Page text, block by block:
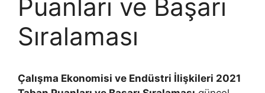
Puanları ve Başarı
Sıralaması
Çalışma Ekonomisi ve Endüstri İlişkileri 2021